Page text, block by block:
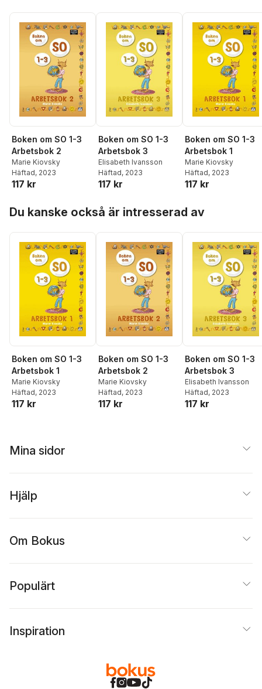
Boken om SO 1-3
Arbetsbok 2
Marie Kiovsky
Häftad, 2023
117 kr
Boken om SO 1-3
Arbetsbok 3
Elisabeth Ivansson
Häftad, 2023
117 kr
Boken om SO 1-3
Arbetsbok 1
Marie Kiovsky
Häftad, 2023
117 kr
Du kanske också är intresserad av
Boken om SO 1-3
Arbetsbok 1
Marie Kiovsky
Häftad, 2023
117 kr
Boken om SO 1-3
Arbetsbok 2
Marie Kiovsky
Häftad, 2023
117 kr
Boken om SO 1-3
Arbetsbok 3
Elisabeth Ivansson
Häftad, 2023
117 kr
Mina sidor
Hjälp
Om Bokus
Populärt
Inspiration